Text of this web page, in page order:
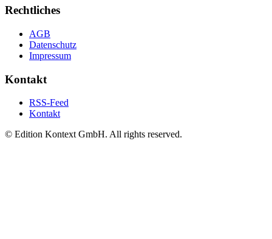
Rechtliches
AGB
Datenschutz
Impressum
Kontakt
RSS-Feed
Kontakt
© Edition Kontext GmbH. All rights reserved.